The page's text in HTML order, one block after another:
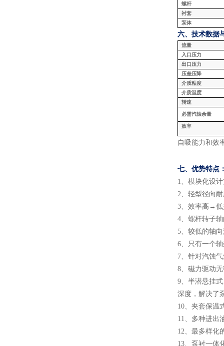
螺杆
衬套
泵体
六、技术数据
流量
入口压力
出口压力
压差压降
介质粘度
介质温度
转速
必需汽蚀余量
效率
自吸能力和效
七、 优势特点
1、 模块化设
2、 轻型径向
3、 效率高 →低
4、 螺杆转子
5、 较低的轴
6、
只有一个
7、 针对汽蚀
8、 磁力驱动
9、 半潜悬挂
深度，解决了
10、 夹套保温
11、 多种进出
12、 最多样化
13、 泵衬一体